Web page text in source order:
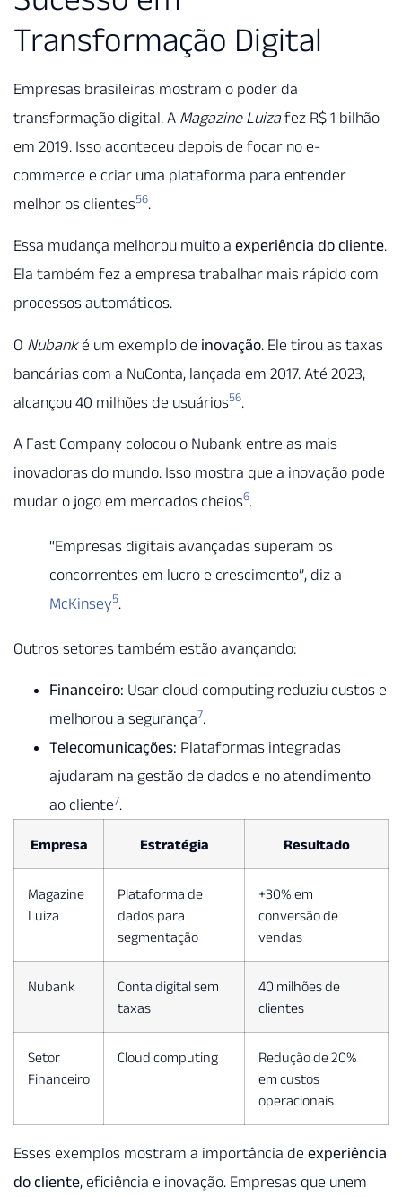
Transformação Digital
Empresas brasileiras mostram o poder da
transformação digital. A Magazine Luizafez R$ 1 bilhão
em 2019. Isso aconteceu depois de focar no e-
commerce e criar uma plataforma para entender
melhor os clientes56.
Essa mudança melhorou muito a experiência do cliente.
Ela também fez a empresa trabalhar mais rápido com
processos automáticos.
O Nubanké um exemplo de inovação. Ele tirou as taxas
bancárias com a NuConta, lançada em 2017. Até 2023,
alcançou 40 milhões de usuários56.
A Fast Company colocou o Nubank entre as mais
inovadoras do mundo. Isso mostra que a inovação pode
mudar o jogo em mercados cheios6.
“Empresas digitais avançadas superam os
concorrentes em lucro e crescimento”, diz a
McKinsey5.
Outros setores também estão avançando:
Financeiro: Usar cloud computing reduziu custos e
melhorou a segurança7.
Telecomunicações: Plataformas integradas
ajudaram na gestão de dados e no atendimento
ao cliente7.
Empresa Estratégia Resultado
Magazine
Luiza
Plataforma de
dados para
segmentação
+30% em
conversão de
vendas
Nubank
Conta digital sem
taxas
40 milhões de
clientes
Setor
Financeiro
Cloud computing
Redução de 20%
em custos
operacionais
Esses exemplos mostram a importância de experiência
do cliente, eficiência e inovação. Empresas que unem